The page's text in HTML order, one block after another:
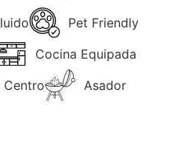
Pet Friendly
Cocina Equipada
Centro
Asador